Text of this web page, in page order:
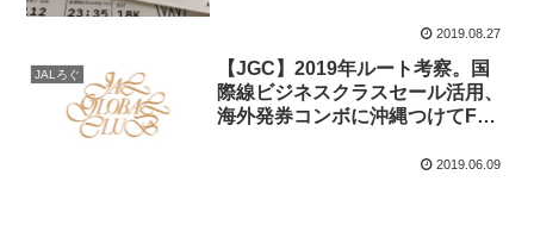
2019.08.27
JALろぐ
【JGC】2019年ルート考察。国
際線ビジネスクラスセール活用、
海外発券コンボに沖縄つけてFOP
2019.06.09